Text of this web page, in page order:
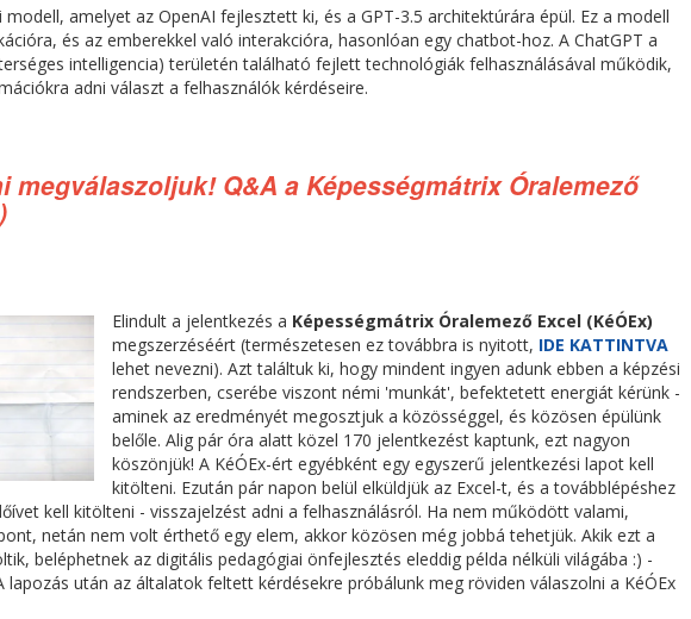
modell, amelyet az OpenAI fejlesztett ki, és a GPT-3.5 architektúrára épül. Ez a modell
és az emberekkel való interakcióra, hasonlóan egy chatbot-hoz. A ChatGPT a
intelligencia) területén található fejlett technológiák felhasználásával működik,
adni választ a felhasználók kérdéseire.
megválaszoljuk! Q&A a Képességmátrix Óralemező
Elindult a jelentkezés a Képességmátrix Óralemező Excel (KéÓEx)
megszerzéséért (természetesen ez továbbra is nyitott, IDE KATTINTVA
lehet nevezni). Azt találtuk ki, hogy mindent ingyen adunk ebben a képzési
rendszerben, cserébe viszont némi 'munkát', befektetett energiát kérünk -
aminek az eredményét megosztjuk a közösséggel, és közösen épülünk
belőle. Alig pár óra alatt közel 170 jelentkezést kaptunk, ezt nagyon
köszönjük! A KéÓEx-ért egyébként egy egyszerű jelentkezési lapot kell
kitölteni. Ezután pár napon belül elküldjük az Excel-t, és a továbblépéshez
kell kitölteni - visszajelzést adni a felhasználásról. Ha nem működött valami,
netán nem volt érthető egy elem, akkor közösen még jobbá tehetjük. Akik ezt a
beléphetnek az digitális pedagógiai önfejlesztés eleddig példa nélküli világába :) -
lapozás után az általatok feltett kérdésekre próbálunk meg röviden válaszolni a KéÓEx